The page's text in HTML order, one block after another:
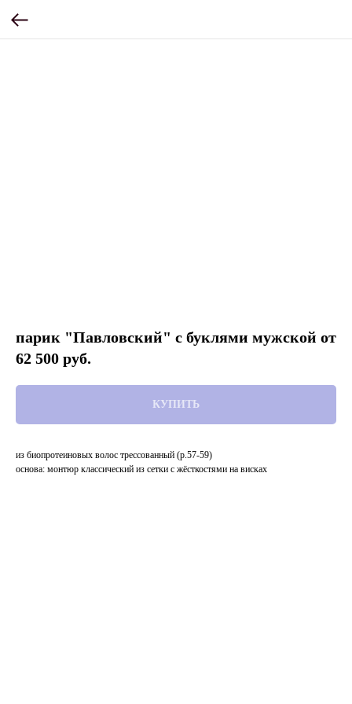
парик "Павловский" с буклями мужской от
62 500 руб.
КУПИТЬ
из биопротеиновых волос трессованный (р.57-59)
основа: монтюр классический из сетки с жёсткостями на висках